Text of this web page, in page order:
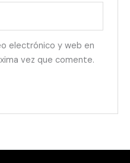
electrónico y web en
vez que comente.